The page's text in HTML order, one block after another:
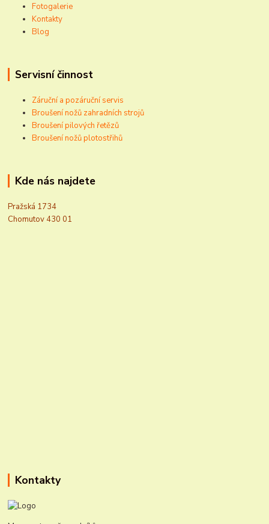
Fotogalerie
Kontakty
Blog
Servisní činnost
Záruční a pozáruční servis
Broušení nožů zahradních strojů
Broušení pilových řetězů
Broušení nožů plotostřihů
Kde nás najdete
Pražská 1734
Chomutov 430 01
Kontakty